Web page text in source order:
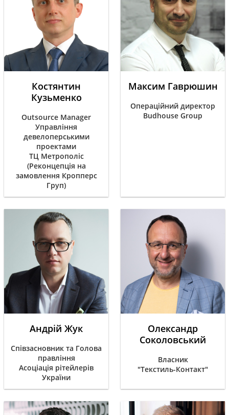
Костянтин
Кузьменко
Outsource Manager
Управління
девелоперськими
проектами
ТЦ Метрополіс
(Реконцепція на
замовлення Кропперс
Груп)
Максим Гаврюшин
Операційний директор
Budhouse Group
Андрій Жук
Співзасновник та Голова
правління
Асоціація рітейлерів
України
Олександр
Соколовський
Власник
"Текстиль-Контакт"